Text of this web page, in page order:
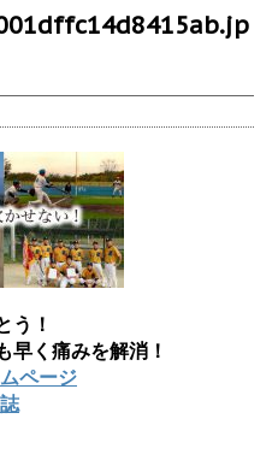
う！
早く痛みを解消！
ページ